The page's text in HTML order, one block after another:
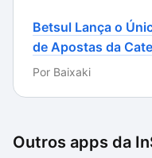
Betsul Lança o
de Apostas da
Por Baixaki
Outros apps da